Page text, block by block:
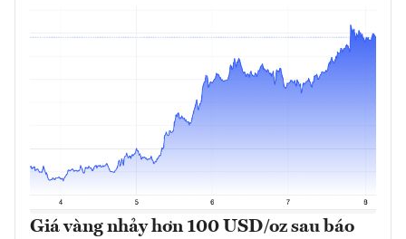
Giá vàng nhảy hơn 100 USD/oz sau báo